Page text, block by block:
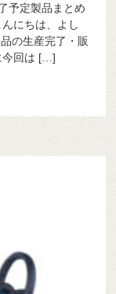
予定製品まとめ
にちは、よし
の生産完了・販
今回は […]